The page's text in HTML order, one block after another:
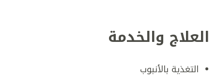
العلاج والخدمة
التغذية بالأنبوب